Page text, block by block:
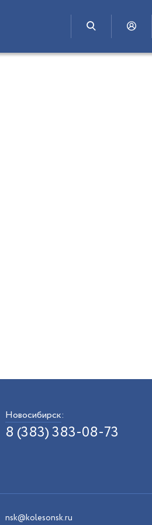
Новосибирск:
8 (383) 383-08-73
nsk@kolesonsk.ru